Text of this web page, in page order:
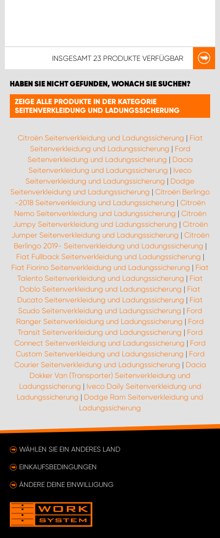
INSGESAMT 23 PRODUKTE VERFÜGBAR
HABEN SIE NICHT GEFUNDEN, WONACH SIE SUCHEN?
ZEIGE ALLE PRODUKTE IN DER KATEGORIE
SEITENVERKLEIDUNG UND LADUNGSSICHERUNG
Citroën Seitenverkleidung und Ladungssicherung | Fiat
Seitenverkleidung und Ladungssicherung | Ford
Seitenverkleidung und Ladungssicherung | Dacia
Seitenverkleidung und Ladungssicherung | Iveco
Seitenverkleidung und Ladungssicherung | Dodge
Seitenverkleidung und Ladungssicherung | Citroën Berlingo
-2018 Seitenverkleidung und Ladungssicherung | Citroën
Nemo Seitenverkleidung und Ladungssicherung | Citroën
Jumpy Seitenverkleidung und Ladungssicherung | Citroën
Jumper Seitenverkleidung und Ladungssicherung | Citroën
Berlingo 2019- Seitenverkleidung und Ladungssicherung |
Fiat Fullback Seitenverkleidung und Ladungssicherung |
Fiat Fiorino Seitenverkleidung und Ladungssicherung | Fiat
Talento Seitenverkleidung und Ladungssicherung | Fiat
Doblo Seitenverkleidung und Ladungssicherung | Fiat
Ducato Seitenverkleidung und Ladungssicherung | Fiat
Scudo Seitenverkleidung und Ladungssicherung | Ford
Ranger Seitenverkleidung und Ladungssicherung | Ford
Transit Seitenverkleidung und Ladungssicherung | Ford
Connect Seitenverkleidung und Ladungssicherung | Ford
Custom Seitenverkleidung und Ladungssicherung | Ford
Courier Seitenverkleidung und Ladungssicherung | Dacia
Dokker Van (Transporter) Seitenverkleidung und
Ladungssicherung | Iveco Daily Seitenverkleidung und
Ladungssicherung | Dodge Ram Seitenverkleidung und
Ladungssicherung
WÄHLEN SIE EIN ANDERES LAND
EINKAUFSBEDINGUNGEN
ÄNDERE DEINE EINWILLIGUNG